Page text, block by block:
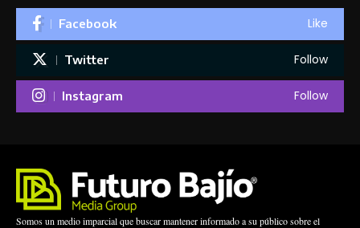
Facebook Like
Twitter Follow
Instagram Follow
Somos un medio imparcial que buscar mantener informado a su público sobre el